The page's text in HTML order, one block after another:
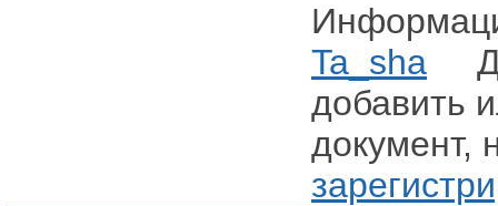
Ta_sha
добавить
документ,